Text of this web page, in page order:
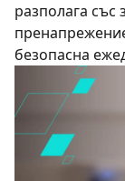
разполага
безопасна